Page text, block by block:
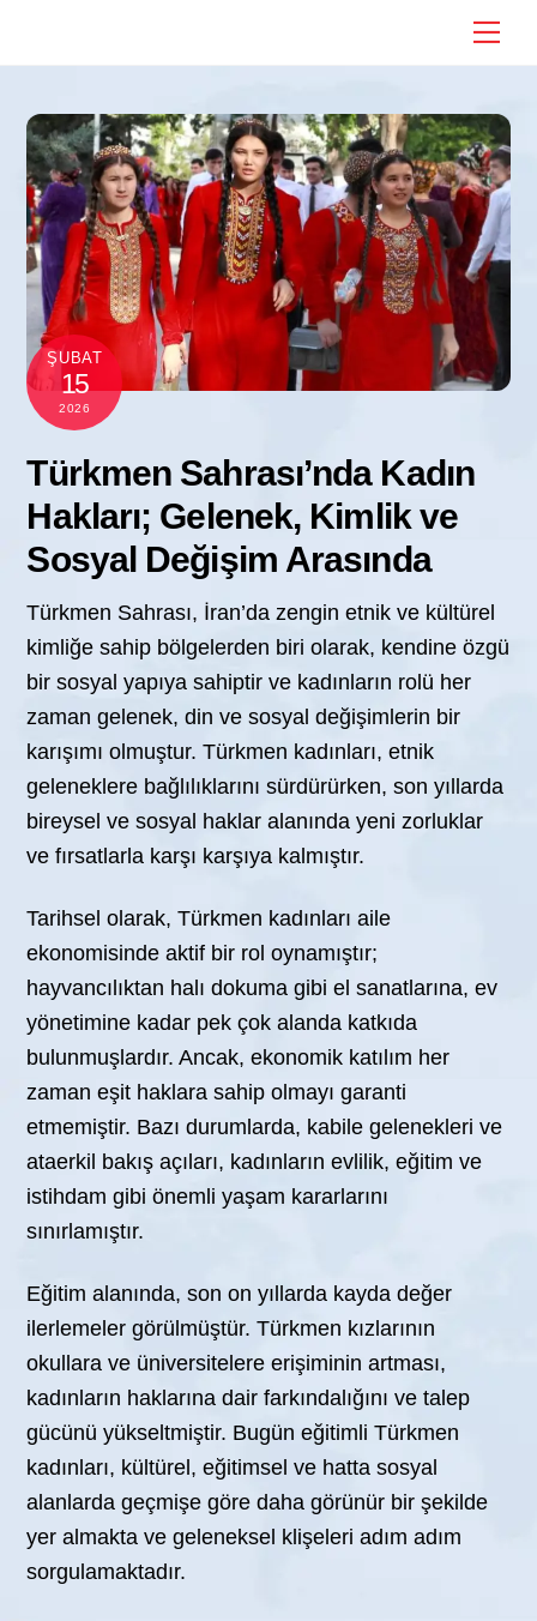
ŞUBAT
15
2026
Türkmen Sahrası’nda Kadın
Hakları; Gelenek, Kimlik ve
Sosyal Değişim Arasında
Türkmen Sahrası, İran’da zengin etnik ve kültürel
kimliğe sahip bölgelerden biri olarak, kendine özgü
bir sosyal yapıya sahiptir ve kadınların rolü her
zaman gelenek, din ve sosyal değişimlerin bir
karışımı olmuştur. Türkmen kadınları, etnik
geleneklere bağlılıklarını sürdürürken, son yıllarda
bireysel ve sosyal haklar alanında yeni zorluklar
ve fırsatlarla karşı karşıya kalmıştır.
Tarihsel olarak, Türkmen kadınları aile
ekonomisinde aktif bir rol oynamıştır;
hayvancılıktan halı dokuma gibi el sanatlarına, ev
yönetimine kadar pek çok alanda katkıda
bulunmuşlardır. Ancak, ekonomik katılım her
zaman eşit haklara sahip olmayı garanti
etmemiştir. Bazı durumlarda, kabile gelenekleri ve
ataerkil bakış açıları, kadınların evlilik, eğitim ve
istihdam gibi önemli yaşam kararlarını
sınırlamıştır.
Eğitim alanında, son on yıllarda kayda değer
ilerlemeler görülmüştür. Türkmen kızlarının
okullara ve üniversitelere erişiminin artması,
kadınların haklarına dair farkındalığını ve talep
gücünü yükseltmiştir. Bugün eğitimli Türkmen
kadınları, kültürel, eğitimsel ve hatta sosyal
alanlarda geçmişe göre daha görünür bir şekilde
yer almakta ve geleneksel klişeleri adım adım
sorgulamaktadır.